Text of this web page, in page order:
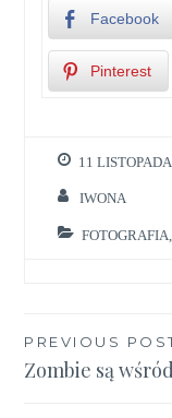
Facebook
Pinterest
11
IWONA
FOTOGRAFIA
Nawigacja
wpisu
PREVIOUS
Zombie są